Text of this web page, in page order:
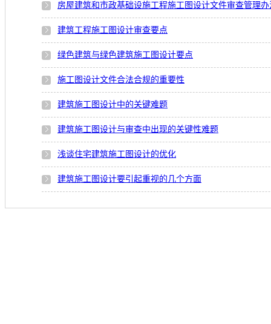
房屋建筑和市政基础设施工程施工图设计文件审查管理办
建筑工程施工图设计审查要点
绿色建筑与绿色建筑施工图设计要点
施工图设计文件合法合规的重要性
建筑施工图设计中的关键难题
建筑施工图设计与审查中出现的关键性难题
浅谈住宅建筑施工图设计的优化
建筑施工图设计要引起重视的几个方面